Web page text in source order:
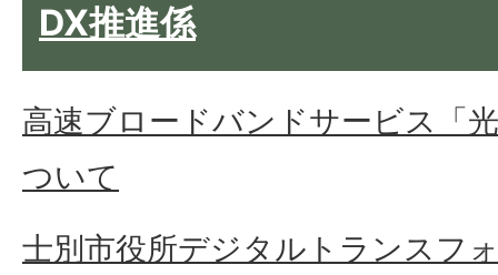
DX推進係
高速ブロードバンドサービス「
ついて
士別市役所デジタルトランスフ